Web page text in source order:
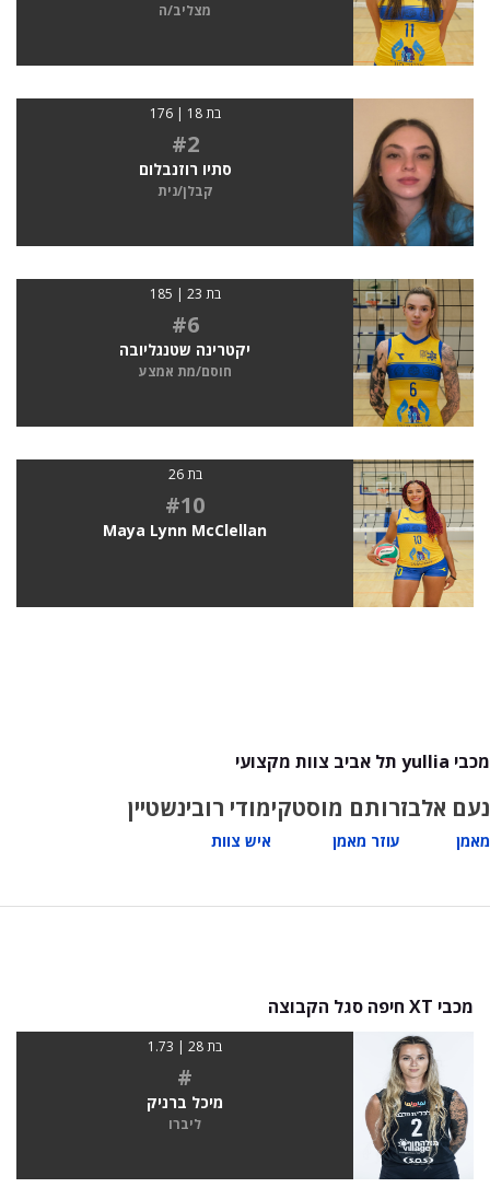
מצליב/ה
בת 18 | 176
#2
סתיו רוזנבלום
קבלן/נית
בת 23 | 185
#6
יקטרינה שטנגליובה
חוסם/מת אמצע
בת 26
#10
Maya Lynn McClellan
מכבי yullia תל אביב צוות מקצועי
נעם אלבז
מאמן
רותם מוסטקי
עוזר מאמן
מודי רובינשטיין
איש צוות
מכבי XT חיפה סגל הקבוצה
בת 28 | 1.73
#
מיכל ברניק
ליברו